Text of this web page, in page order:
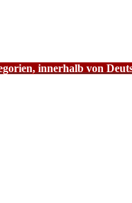
innerhalb von